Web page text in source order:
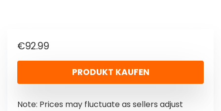
€92.99
PRODUKT KAUFEN
Note: Prices may fluctuate as sellers adjust